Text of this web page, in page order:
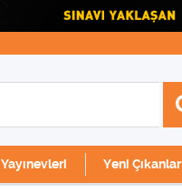
Yayınevleri Yeni Çıkanlar